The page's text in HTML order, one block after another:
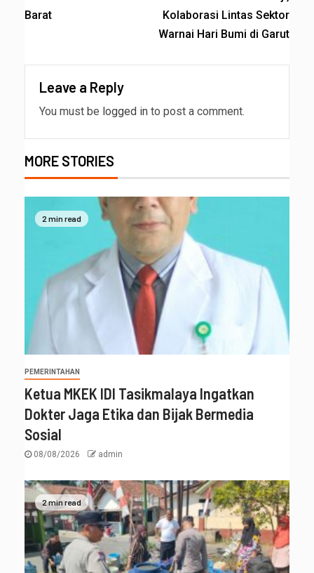
Barat
Kolaborasi Lintas Sektor
Warnai Hari Bumi di Garut
Leave a Reply
You must be logged in to post a comment.
MORE STORIES
2 min read
PEMERINTAHAN
Ketua MKEK IDI Tasikmalaya Ingatkan
Dokter Jaga Etika dan Bijak Bermedia
Sosial
08/08/2026 admin
2 min read